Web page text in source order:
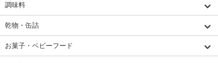
調味料
乾物・缶詰
お菓子・ベビーフード